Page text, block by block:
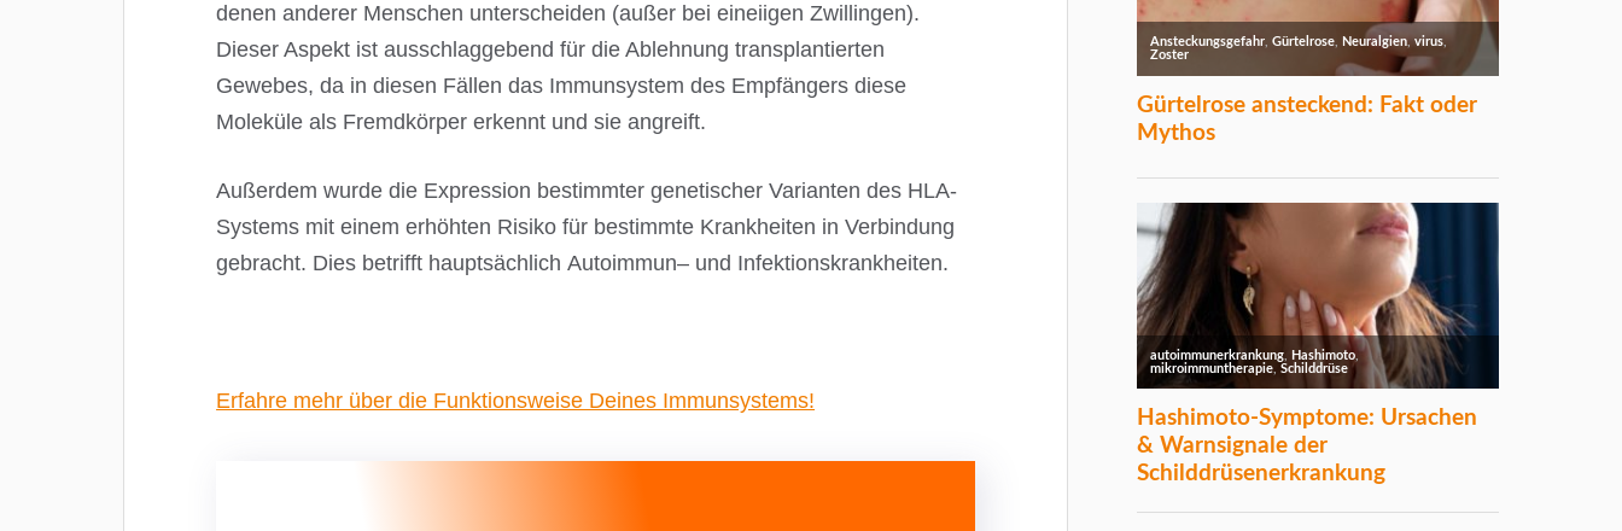
denen anderer Menschen unterscheiden (außer bei eineiigen Zwillingen).
Dieser Aspekt ist ausschlaggebend für die Ablehnung transplantierten
Gewebes, da in diesen Fällen das Immunsystem des Empfängers diese
Moleküle als Fremdkörper erkennt und sie angreift.
Außerdem wurde die Expression bestimmter genetischer Varianten des HLA-
Systems mit einem erhöhten Risiko für bestimmte Krankheiten in Verbindung
gebracht. Dies betrifft hauptsächlich Autoimmun– und Infektionskrankheiten.
Erfahre mehr über die Funktionsweise Deines Immunsystems!